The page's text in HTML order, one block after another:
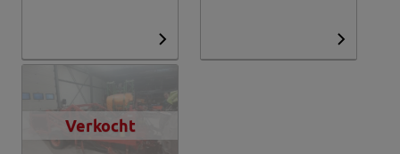
Verkocht